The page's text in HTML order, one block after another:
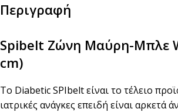
Περιγραφή
Spibelt Ζώνη Μαύρη-Μπλε
cm)
Το Diabetic SPIbelt είναι το τέλειο
ιατρικές ανάγκες επειδή είναι αρκετά